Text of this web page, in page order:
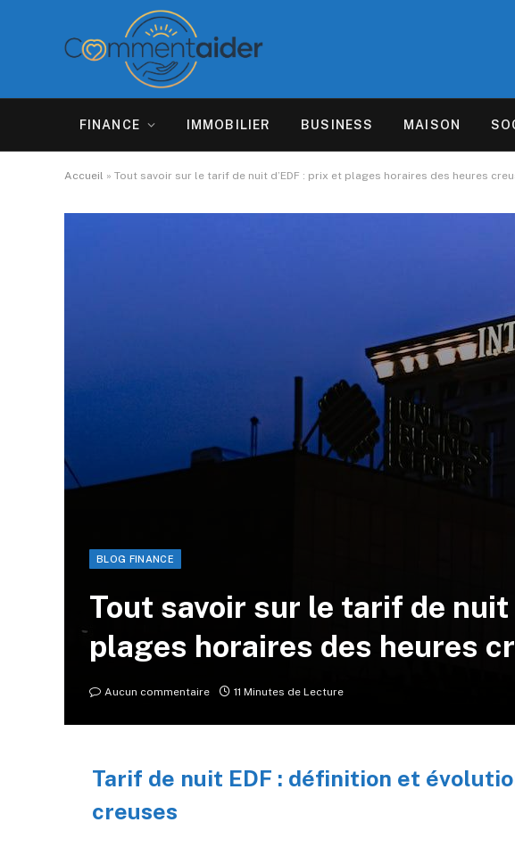
FINANCE IMMOBILIER BUSINESS MAISON
Accueil » Tout savoir sur le tarif de nuit d’EDF : prix et plages horaires des heures
BLOG FINANCE
Tout savoir sur le tarif de nuit
plages horaires des heures
Aucun commentaire 11 Minutes de Lecture
Tarif de nuit EDF : définition et
creuses